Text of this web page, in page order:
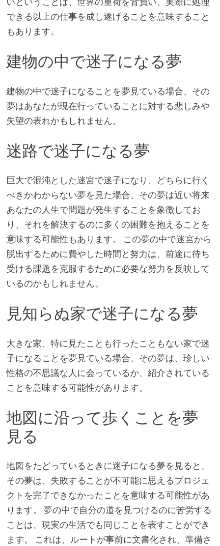
できる以上の仕事を成し遂げることを意味すること
もあります。
建物の中で迷子になる夢
建物の中で迷子になることを夢見ている場合、その
夢はあなたが現在行っていることに対する悲しみや
失望の表れかもしれません。
迷路で迷子になる夢
巨大で混沌とした迷宮で迷子になり、どちらに行く
べきかわからない夢を見た場合、その夢は近い将来
あなたの人生で問題が発生することを象徴してお
り、それを解決するのに多くの困難を抱えることを
意味する可能性もあります。 この夢の中で迷宮から
脱出するために費やした時間と努力は、前途に待ち
受ける課題を克服するために必要な努力を反映して
いるのかもしれません。
見知らぬ家で迷子になる夢
大きな家、特に見たことも行ったこともない家で迷
子になることを夢見ている場合、その夢は、珍しい
性格の不思議な人に会っているか、紹介されている
ことを意味する可能性があります。
地図に沿って歩くことを夢
見る
地図をたどっているときに迷子になる夢を見ると、
その夢は、失敗することが不可能に思えるプロジェ
クトを完了できなかったことを意味する可能性があ
ります。 夢の中で自分の道を見つけるのに苦労する
ことは、現実の生活でも同じことを表すことができ
ます。 これは、ルートが事前に文書化され、準備さ